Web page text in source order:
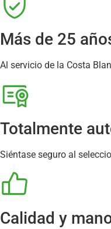
Más de 25
Al servicio de la Costa
Totalmente
Siéntase seguro al
Calidad y